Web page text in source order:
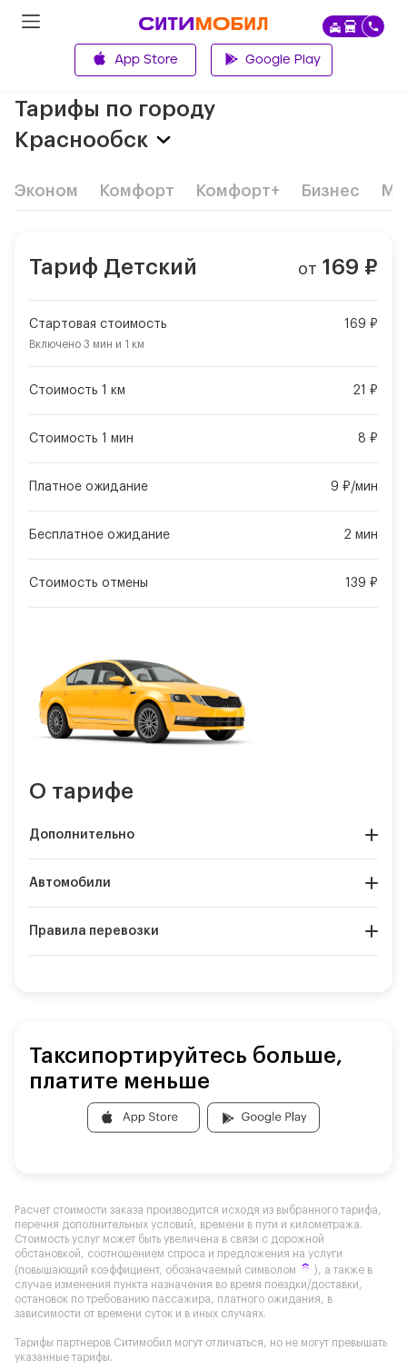
App Store Google Play
Тарифы по городу
Краснообск
Эконом Комфорт Комфорт+ Бизнес
Тариф Детский от 169 ₽
Стартовая стоимость 169 ₽
Включено 3 мин и 1 км
Стоимость 1 км 21 ₽
Стоимость 1 мин 8 ₽
Платное ожидание 9 ₽/мин
Бесплатное ожидание 2 мин
Стоимость отмены 139 ₽
О тарифе
Дополнительно
Автомобили
Правила перевозки
Таксипортируйтесь больше,
платите меньше
Расчет стоимости заказа производится исходя из выбранного тарифа,
перечня дополнительных условий, времени в пути и километража.
Стоимость услуг может быть увеличена в связи с дорожной
обстановкой, соотношением спроса и предложения на услуги
(повышающий коэффициент, обозначаемый символом
), а также в
случае изменения пункта назначения во время поездки/доставки,
остановок по требованию пассажира, платного ожидания, в
зависимости от времени суток и в иных случаях.
Тарифы партнеров Ситимобил могут отличаться, но не могут превышать
указанные тарифы.